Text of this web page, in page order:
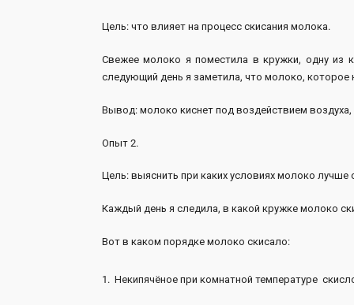
Цель: что влияет на процесс скисания молока.
Свежее молоко я поместила в кружки, одну
следующий день я заметила, что молоко,
Вывод: молоко киснет под воздействием
Опыт 2.
Цель: выяснить при каких условиях молоко лучше
Каждый день я следила, в какой кружке молоко
Вот в каком порядке молоко скисало:
1. Некипячёное при комнатной температуре